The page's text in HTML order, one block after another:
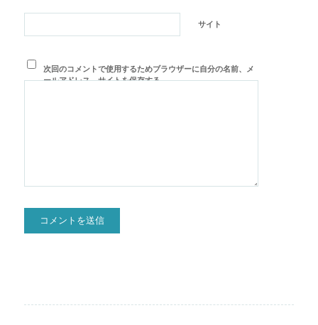
サイト
次回のコメントで使用するためブラウザーに自分の名前、メ
ールアドレス、サイトを保存する。